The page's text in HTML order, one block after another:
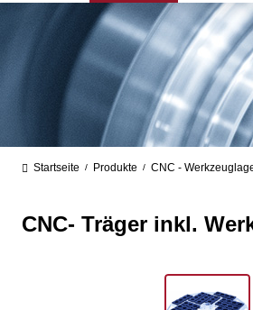
Startseite / Produkte / CNC -
CNC- Träger inkl.
Bildergalerie überspringen